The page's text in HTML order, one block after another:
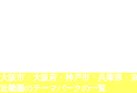
大阪市・大阪府・神戸市・兵庫県・
近畿圏のテーマパークの一覧